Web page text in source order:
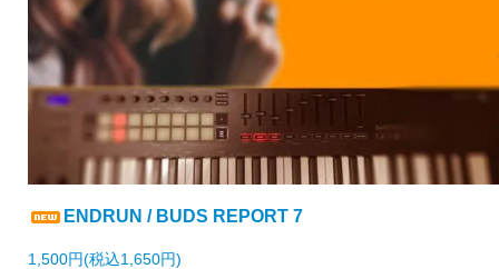
ENDRUN / BUDS REPORT 7
1,500円(税込1,650円)